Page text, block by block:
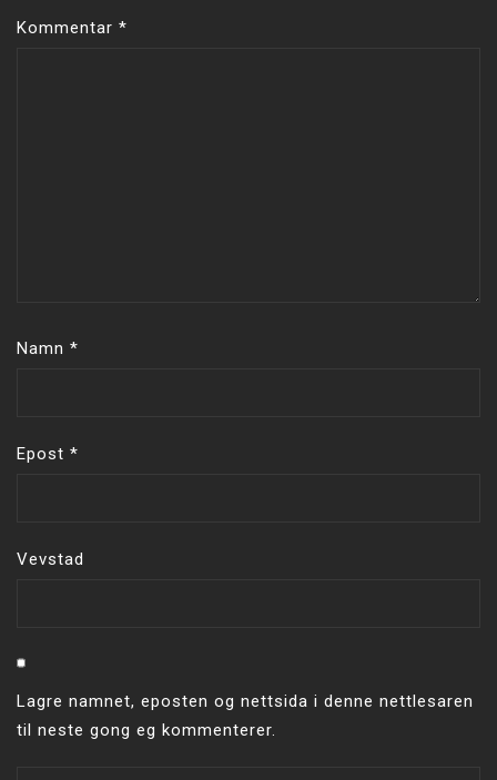
Kommentar *
Namn *
Epost *
Vevstad
Lagre namnet, eposten og nettsida i denne nettlesaren
til neste gong eg kommenterer.